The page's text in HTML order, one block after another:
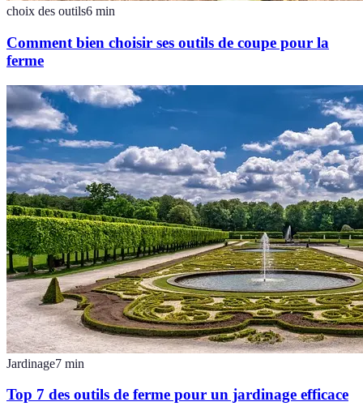
choix des outils6 min
Comment bien choisir ses outils de coupe pour la
ferme
Jardinage7 min
Top 7 des outils de ferme pour un jardinage efficace